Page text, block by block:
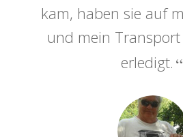
kam, haben sie auf
und mein
erledigt.